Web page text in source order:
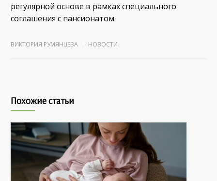
регулярной основе в рамках специального
соглашения с пансионатом.
ВИКТОРИЯ РУМЯНЦЕВА НОВОСТИ
Похожие статьи